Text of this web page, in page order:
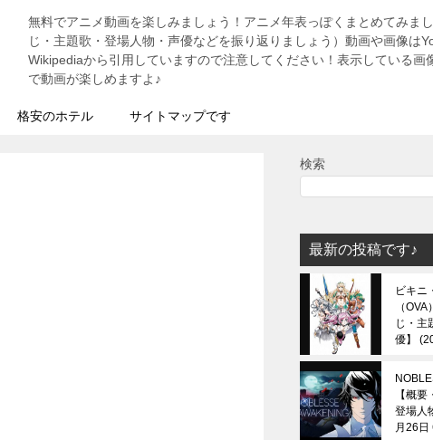
無料でアニメ動画を楽しみましょう！アニメ年表っぽくまとめてみま
じ・主題歌・登場人物・声優などを振り返りましょう）動画や画像は
Wikipediaから引用していますので注意してください！表示している画
で動画が楽しめますよ♪
格安のホテル サイトマップです
検索
最新の投稿です♪
ビキニ
（
じ・主
優】
【概
登場人
月26